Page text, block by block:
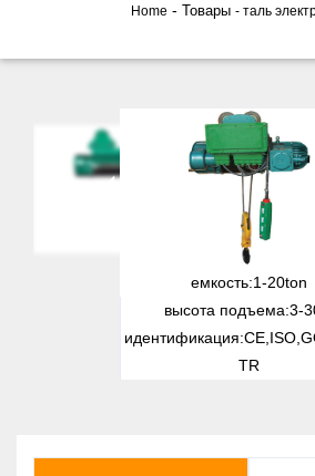
Home - Товары таль
емкость:1-20ton
высота подъема:3-
идентификация:
TR